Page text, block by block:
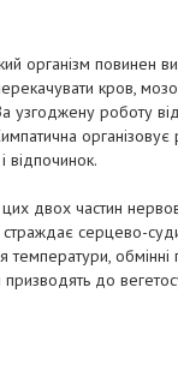
організм повинен
кров,
узгоджену роботу
відпочинок.
двох частин
серцево-
обмінні
до